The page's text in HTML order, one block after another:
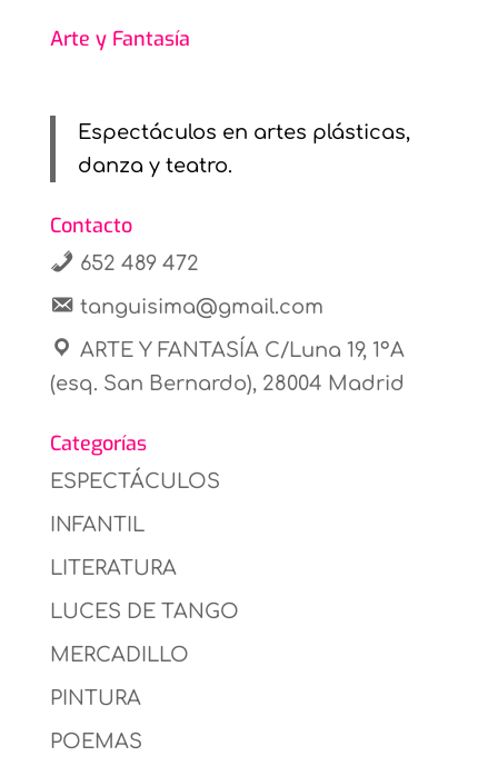
Arte y Fantasía
Espectáculos en artes plásticas,
danza y teatro.
Contacto
652 489 472
tanguisima@gmail.com
ARTE Y FANTASÍA C/Luna 19, 1ºA
(esq. San Bernardo), 28004 Madrid
Categorías
ESPECTÁCULOS
INFANTIL
LITERATURA
LUCES DE TANGO
MERCADILLO
PINTURA
POEMAS